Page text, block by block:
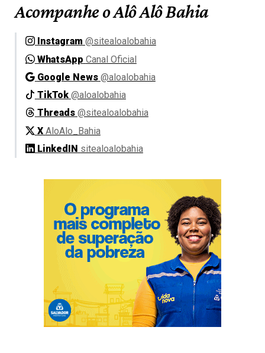
Acompanhe o Alô Alô Bahia
Instagram @sitealoalobahia
WhatsApp Canal Oficial
Google News @aloalobahia
TikTok @aloalobahia
Threads @sitealoalobahia
X AloAlo_Bahia
LinkedIN sitealoalobahia